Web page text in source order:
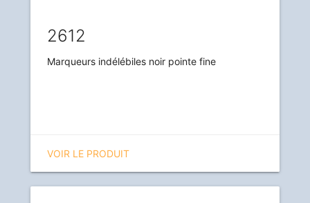
2612
Marqueurs indélébiles noir pointe fine
VOIR LE PRODUIT